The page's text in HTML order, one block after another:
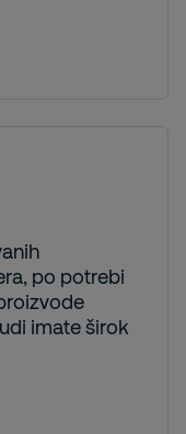
po potrebi
imate širok